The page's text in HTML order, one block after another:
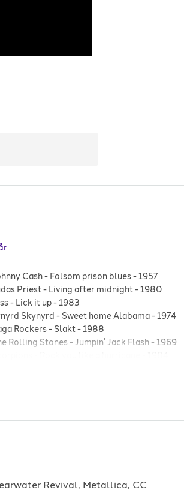
Cash- Folsom prison blues-1957
Priest- Living after midnight-1980
- Lick it up-1983
Skynyrd - Sweet home Alabama-1974
Rockers- Slakt-1988
Rolling Stones -Jumpin' Jack Flash- 1969
-Fool for your loving-1980
Revival, Metallica, CC